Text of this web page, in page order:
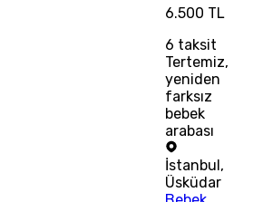
6.500 TL
6 taksit
Tertemiz,
yeniden
farksız
bebek
arabası
İstanbul ,
Üsküdar